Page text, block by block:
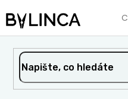
na
obsah